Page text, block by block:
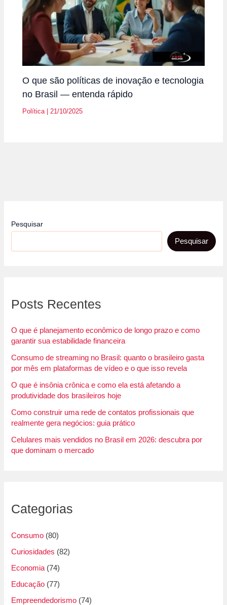
O que são políticas de inovação e tecnologia
no Brasil — entenda rápido
Política | 21/10/2025
Pesquisar
Pesquisar
Posts Recentes
O que é planejamento econômico de longo prazo e como
garantir sua estabilidade financeira
Consumo de streaming no Brasil: quanto o brasileiro gasta
por mês em plataformas de vídeo e o que isso revela
O que é insônia crônica e como ela está afetando a
produtividade dos brasileiros hoje
Como construir uma rede de contatos profissionais que
realmente gera negócios: guia prático
Celulares mais vendidos no Brasil em 2026: descubra por
que dominam o mercado
Categorias
Consumo (80)
Curiosidades (82)
Economia (74)
Educação (77)
Empreendedorismo (74)